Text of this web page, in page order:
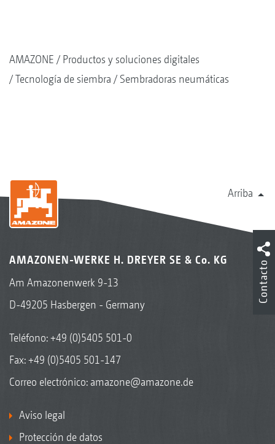
AMAZONE
Productos y soluciones digitales
Tecnología de siembra
Sembradoras neumáticas
Arriba
AMAZONEN-WERKE H. DREYER SE & Co. KG
Am Amazonenwerk 9-13
D-49205 Hasbergen - Germany
Teléfono:+49 (0)5405 501-0
Fax: +49 (0)5405 501-147
Correo electrónico: amazone@amazone.de
Aviso legal
Protección de datos
Contacto